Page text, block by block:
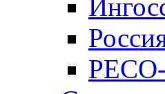
РЕСО-